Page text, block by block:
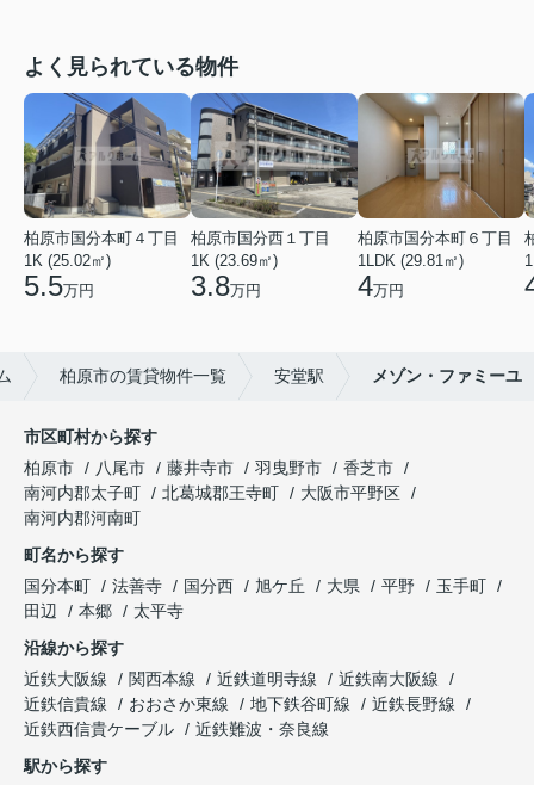
よく見られている物件
柏原市国分本町４丁目
1K (25.02㎡)
5.5万円
柏原市国分西１丁目
1K (23.69㎡)
3.8万円
柏原市国分本町６丁目
1LDK (29.81㎡)
4万円
柏原市の賃貸物件一覧 安堂駅 メゾン・ファミーユ
市区町村から探す
柏原市
八尾市 藤井寺市 羽曳野市
香芝市
南河内郡太子町
北葛城郡王寺町
大阪市平野区
南河内郡河南町
町名から探す
国分本町
法善寺 国分西 旭ケ丘 大県 平野
玉手町
田辺
本郷
太平寺
沿線から探す
近鉄大阪線
関西本線 近鉄道明寺線
近鉄南大阪線
近鉄信貴線
おおさか東線 地下鉄谷町線
近鉄長野線
近鉄西信貴ケーブル
近鉄難波・奈良線
駅から探す